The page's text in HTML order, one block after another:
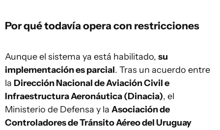
Por qué todavía opera con restricciones
Aunque el sistema ya está habilitado, su
implementación es parcial. Tras un acuerdo entre
la Dirección Nacional de Aviación Civil e
Infraestructura Aeronáutica (Dinacia), el
Ministerio de Defensa y la Asociación de
Controladores de Tránsito Aéreo del Uruguay